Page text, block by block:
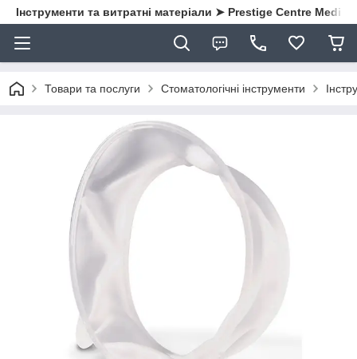
Інструменти та витратні матеріали ➤ Prestige Centre Medical
Товари та послуги Стоматологічні інструменти